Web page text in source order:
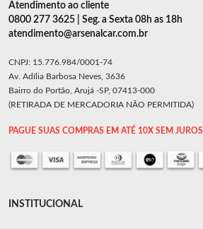
Atendimento ao cliente
0800 277 3625 | Seg. a Sexta 08h as 18h
atendimento@arsenalcar.com.br
CNPJ: 15.776.984/0001-74
Av. Adília Barbosa Neves, 3636
Bairro do Portão, Arujá -SP, 07413-000
(RETIRADA DE MERCADORIA NÃO PERMITIDA)
PAGUE SUAS COMPRAS EM ATÉ 10X SEM JUROS
INSTITUCIONAL